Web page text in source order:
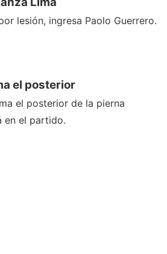
lesión, ingresa Paolo Guerrero.
el posterior
el posterior de la pierna
en el partido.